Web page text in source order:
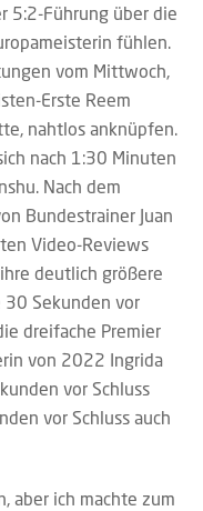
5:2-Führung über die
fühlen.
vom Mittwoch,
Erste Reem
nahtlos anknüpfen.
nach 1:30 Minuten
Nach dem
Bundestrainer Juan
Video-Reviews
deutlich größere
Sekunden vor
dreifache Premier
von 2022 Ingrida
vor Schluss
vor Schluss auch
aber ich machte zum